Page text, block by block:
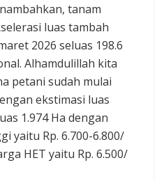
tanam
luas tambah
2026 seluas 198.6
Alhamdulillah kita
petani sudah mulai
ekstimasi luas
1.974 Ha dengan
yaitu Rp. 6.700-6.800/
HET yaitu Rp. 6.500/